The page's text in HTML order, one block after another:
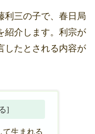
三の子で、春日局
紹介します。利宗が
したとされる内容が